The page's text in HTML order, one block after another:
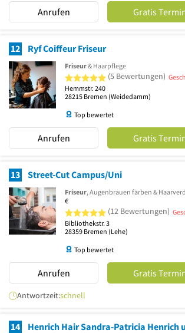
Anrufen Gratis
12 Ryf Coiffeur Friseur
Friseur& Haarpflege
5 von 5 Sternen
(5 Bewertungen)
Hemmstr. 240
28215 Bremen (Weidedamm)
Top bewertet
Anrufen Gratis
13 Street-Cut Campus/Uni
Friseur, Augenbrauen färben &
€
5 von 5 Sternen
(12 Bewertungen)
Bibliothekstr. 3
28359 Bremen (Lehe)
Top bewertet
Anrufen Gratis
Antwortzeit:schnell
14